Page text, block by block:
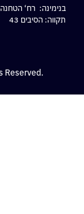
בנימינה: רח‘ הטחנה 66 ת.ד 23 מיקוד 3055001,
תקווה: הסיבים 43
Reserved.